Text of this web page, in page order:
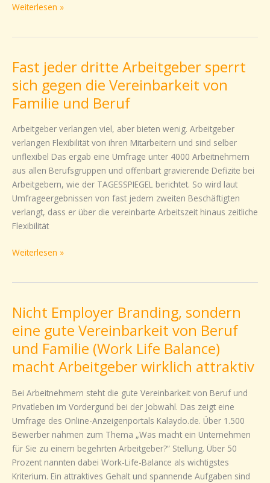
Weiterlesen »
Fast jeder dritte Arbeitgeber sperrt
sich gegen die Vereinbarkeit von
Familie und Beruf
Arbeitgeber verlangen viel, aber bieten wenig. Arbeitgeber
verlangen Flexibilität von ihren Mitarbeitern und sind selber
unflexibel Das ergab eine Umfrage unter 4000 Arbeitnehmern
aus allen Berufsgruppen und offenbart gravierende Defizite bei
Arbeitgebern, wie der TAGESSPIEGEL berichtet. So wird laut
Umfrageergebnissen von fast jedem zweiten Beschäftigten
verlangt, dass er über die vereinbarte Arbeitszeit hinaus zeitliche
Flexibilität
Fast
jeder
dritte
Arbeitgeber
sich
gegen
die
Vereinbarkeit
von
Familie
und
Beruf
Weiterlesen »
Nicht Employer Branding, sondern
eine gute Vereinbarkeit von Beruf
und Familie (Work Life Balance)
macht Arbeitgeber wirklich attraktiv
Bei Arbeitnehmern steht die gute Vereinbarkeit von Beruf und
Privatleben im Vordergund bei der Jobwahl. Das zeigt eine
Umfrage des Online-Anzeigenportals Kalaydo.de. Über 1.500
Bewerber nahmen zum Thema „Was macht ein Unternehmen
für Sie zu einem begehrten Arbeitgeber?“ Stellung. Über 50
Prozent nannten dabei Work-Life-Balance als wichtigstes
Kriterium. Ein attraktives Gehalt und spannende Aufgaben sind
Nicht
Employer
Branding,
sondern
eine
Vereinbarkeit
von
Beruf
und
Familie
(Work
Life